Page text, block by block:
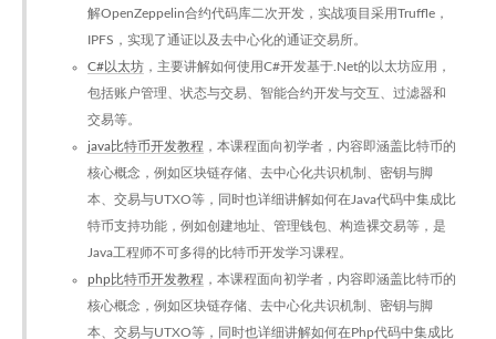
解OpenZeppelin合约代码库二次开发，实战项目采用Truffle，
IPFS，实现了通证以及去中心化的通证交易所。
C#以太坊 ，主要讲解如何使用C#开发基于.Net的以太坊应用，
包括账户管理、状态与交易、智能合约开发与交互、过滤器和
交易等。
java比特币开发教程 ，本课程面向初学者，内容即涵盖比特币的
核心概念，例如区块链存储、去中心化共识机制、密钥与脚
本、交易与UTXO等，同时也详细讲解如何在Java代码中集成比
特币支持功能，例如创建地址、管理钱包、构造裸交易等，是
Java工程师不可多得的比特币开发学习课程。
php比特币开发教程 ，本课程面向初学者，内容即涵盖比特币的
核心概念，例如区块链存储、去中心化共识机制、密钥与脚
本、交易与UTXO等，同时也详细讲解如何在Php代码中集成比